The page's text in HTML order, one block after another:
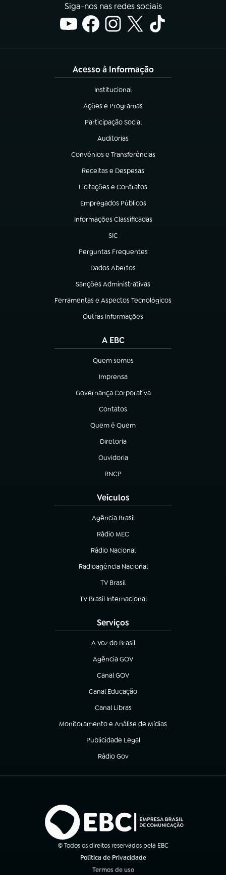
Siga-nos nas redes sociais
Acesso à Informação
Institucional
(abre em nova aba)
Ações e Programas
(abre em nova aba)
Participação Social
(abre em nova aba)
Auditorias
(abre em nova aba)
Convênios e Transferências
(abre em nova aba)
Receitas e Despesas
(abre em nova aba)
Licitações e Contratos
(abre em nova aba)
Empregados Públicos
(abre em nova aba)
Informações Classificadas
(abre em nova aba)
SIC
(abre em nova aba)
Perguntas Frequentes
(abre em nova aba)
Dados Abertos
(abre em nova aba)
Sanções Administrativas
(abre em nova aba)
Ferramentas e Aspectos Tecnológicos
(abre em nova aba)
Outras Informações
(abre em nova aba)
A EBC
Quem somos
(abre em nova aba)
Imprensa
(abre em nova aba)
Governança Corporativa
(abre em nova aba)
Contatos
(abre em nova aba)
Quem é Quem
(abre em nova aba)
Diretoria
(abre em nova aba)
Ouvidoria
(abre em nova aba)
RNCP
(abre em nova aba)
Veículos
Agência Brasil
(abre em nova aba)
Rádio MEC
(abre em nova aba)
Rádio Nacional
Radioagência Nacional
(abre em nova aba)
TV Brasil
(abre em nova aba)
TV Brasil Internacional
(abre em nova aba)
Serviços
A Voz do Brasil
(abre em nova aba)
Agência GOV
(abre em nova aba)
Canal GOV
(abre em nova aba)
Canal Educação
(abre em nova aba)
Canal Libras
(abre em nova aba)
Monitoramento e Análise de Mídias
(abre em nova aba)
Publicidade Legal
(abre em nova aba)
Rádio Gov
(abre em nova aba)
© Todos os direitos reservados pela EBC
Política de Privacidade
Termos de uso